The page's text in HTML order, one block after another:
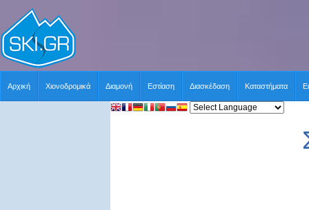
Αρχική Χιονοδρομικά Διαμονή Εστίαση Διασκέδαση Καταστήματα